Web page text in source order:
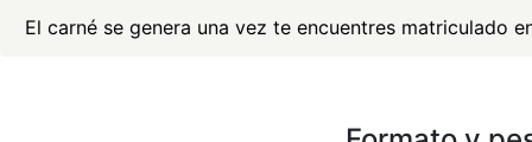
El carné se genera una vez te encuentres matriculado